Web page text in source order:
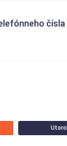
čísla